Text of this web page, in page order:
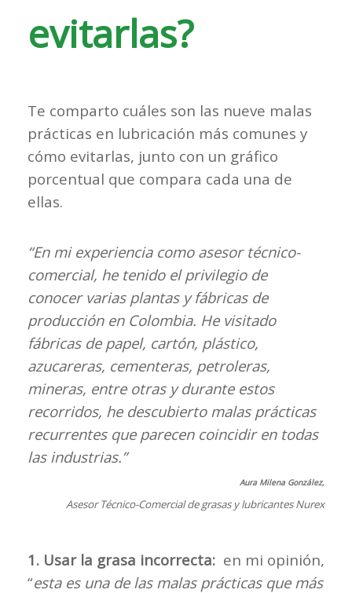
evitarlas?
Te comparto cuáles son las nueve malas
prácticas en lubricación más comunes y
cómo evitarlas, junto con un gráfico
porcentual que compara cada una de
ellas.
“En mi experiencia como asesor técnico-
comercial, he tenido el privilegio de
conocer varias plantas y fábricas de
producción en Colombia. He visitado
fábricas de papel, cartón, plástico,
azucareras, cementeras, petroleras,
mineras, entre otras y durante estos
recorridos, he descubierto malas prácticas
recurrentes que parecen coincidir en todas
las industrias.”
Aura Milena González,
Asesor Técnico-Comercial de grasas y lubricantes Nurex
1. Usar la grasa incorrecta: en mi opinión,
“esta es una de las malas prácticas que más